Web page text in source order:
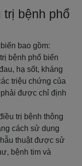
bệnh phổ
bao gồm:
bệnh phổ biến
hạ sốt, kháng
triệu chứng của
được chỉ định
trị bệnh thông
cách sử dụng
thuật được sử
bệnh tim và